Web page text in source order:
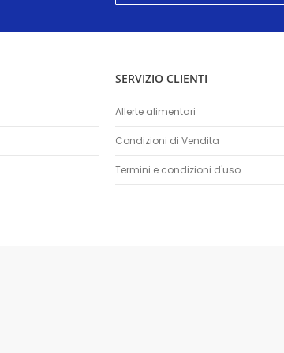
SERVIZIO CLIENTI
Allerte alimentari
Condizioni di Vendita
Termini e condizioni d'uso